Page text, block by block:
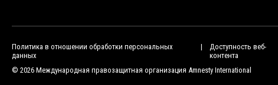
Политика в отношении обработки персональных
данных
Доступность веб-
контента
© 2026 Международная правозащитная организация Amnesty International